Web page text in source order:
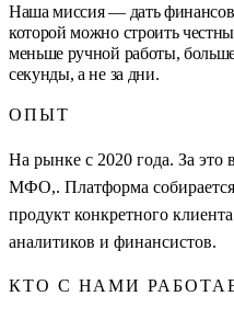
Наша миссия — дать
которой можно строить
меньше ручной работы,
секунды, а не за дни.
ОПЫТ
На рынке с 2020 года. За
МФО,. Платформа
продукт конкретного
аналитиков и финансистов.
КТО С НАМИ